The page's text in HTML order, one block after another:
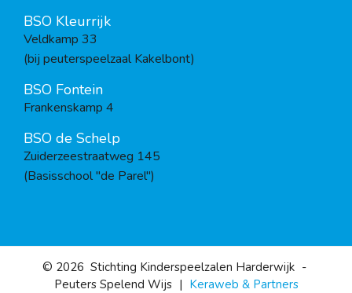
BSO Kleurrijk
Veldkamp 33
(bij peuterspeelzaal Kakelbont)
BSO Fontein
Frankenskamp 4
BSO de Schelp
Zuiderzeestraatweg 145
(Basisschool "de Parel")
© 2026 Stichting Kinderspeelzalen Harderwijk -
Peuters Spelend Wijs | Keraweb & Partners